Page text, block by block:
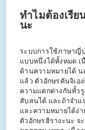
ทำไมต้องเรีย
นะ
ระบบการใช้ภาษาญี่
แบบหนึ่งได้ทั้งหมด เ
ด้านความหมายได้ น
แล้ว ตัวอักษรคันจิเอ
ความแตกต่างกันทั้ว
สับสนได้ และถ้าจำแ
และความหมายได้ง่
ตัวอักษรฮิรางะนะ จ